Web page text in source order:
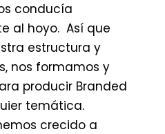
conducía
al hoyo. Así que
estructura y
nos formamos y
producir Branded
temática.
crecido a